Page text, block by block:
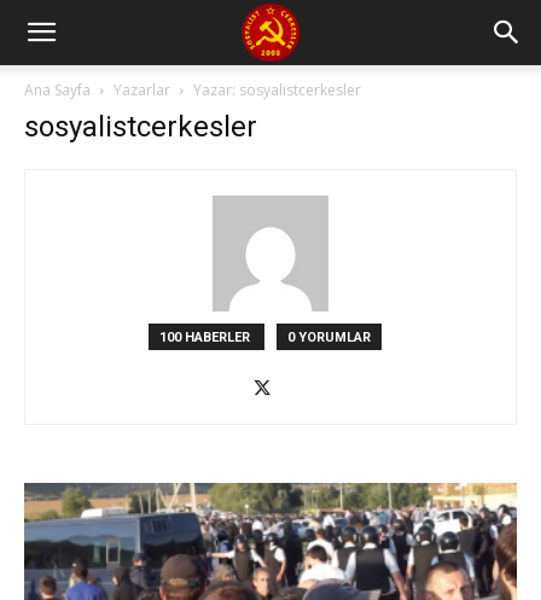
Ana Sayfa Yazarlar Yazar: sosyalistcerkesler
sosyalistcerkesler
100 HABERLER 0 YORUMLAR